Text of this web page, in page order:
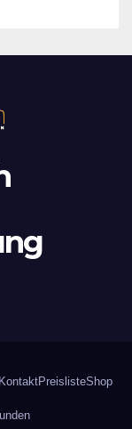
KontaktPreislisteShop